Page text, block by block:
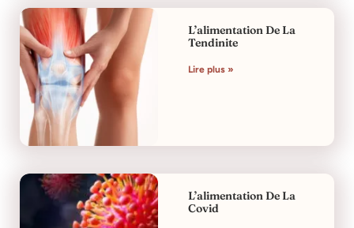
L’alimentation De La
Tendinite
Lire plus »
L’alimentation De La
Covid